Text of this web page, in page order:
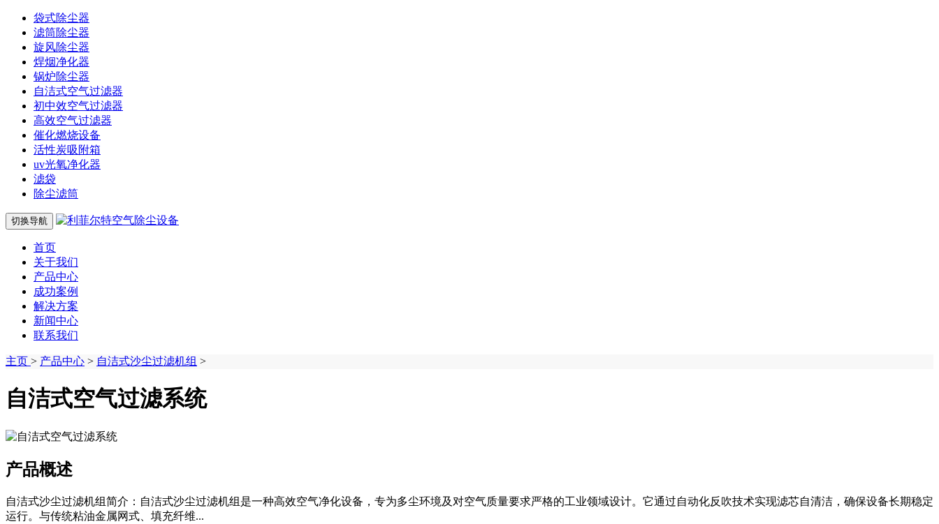
袋式除尘器
滤筒除尘器
旋风除尘器
焊烟净化器
锅炉除尘器
自洁式空气过滤器
初中效空气过滤器
高效空气过滤器
催化燃烧设备
活性炭吸附箱
uv光氧净化器
滤袋
除尘滤筒
切换导航
首页
关于我们
产品中心
成功案例
解决方案
新闻中心
联系我们
主页 > 产品中心 > 自洁式沙尘过滤机组 >
自洁式空气过滤系统
产品概述
自洁式沙尘过滤机组简介：自洁式沙尘过滤机组是一种高效空气净化设备，专为多尘环境及对空气质量要求严格的工业领域设计。它通过自动化反吹技术实现滤芯自清洁，确保设备长期稳定
运行。与传统粘油金属网式、填充纤维...